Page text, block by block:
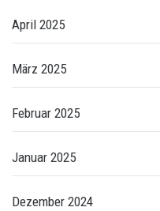
April 2025
März 2025
Februar 2025
Januar 2025
Dezember 2024